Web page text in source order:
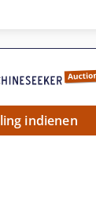
indienen